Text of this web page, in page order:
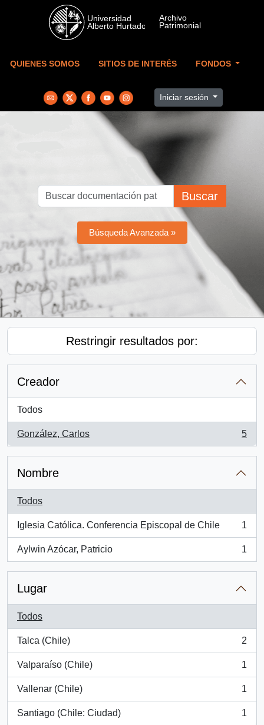
Skip to main content
QUIENES SOMOS SITIOS DE INTERÉS FONDOS
Iniciar sesión
Buscar
Búsqueda Avanzada »
Restringir resultados por:
Creador
Todos
González, Carlos
, 5 resultados
5
Nombre
Todos
Iglesia Católica. Conferencia Episcopal de Chile
, 1 resultados
1
Aylwin Azócar, Patricio
, 1 resultados
1
Lugar
Todos
Talca (Chile)
, 2 resultados
2
Valparaíso (Chile)
, 1 resultados
1
Vallenar (Chile)
, 1 resultados
1
Santiago (Chile: Ciudad)
, 1 resultados
1